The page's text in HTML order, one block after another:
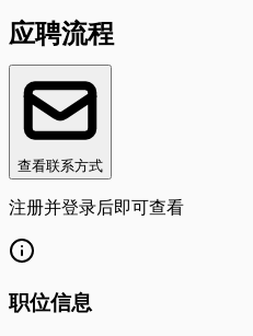
应聘流程
查看联系方式
注册并登录后即可查看
职位信息